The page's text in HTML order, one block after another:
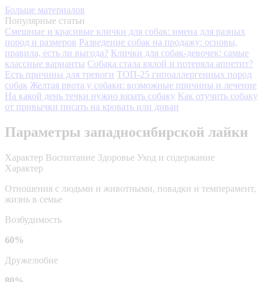
Больше материалов
Популярные статьи
Смешные и красивые клички для собак: имена для разных
пород и размеров Разведение собак на продажу: основы,
правила, есть ли выгода? Клички для собак-девочек: самые
классные варианты Собака стала вялой и потеряла аппетит?
Есть причины для тревоги ТОП-25 гипоаллергенных пород
собак Желтая рвота у собаки: возможные причины и лечение
На какой день течки нужно вязать собаку Как отучить собаку
от привычки писать на кровать или диван
Параметры западносибирской лайки
Характер Воспитание Здоровье Уход и содержание
Характер
Отношения с людьми и животными, повадки и темперамент,
жизнь в семье
Возбудимость
60%
Дружелюбие